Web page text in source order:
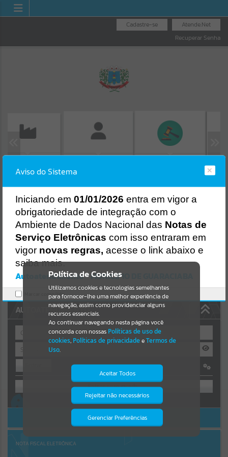
Atende.Net
Cadastre-se
Recuperar Senha
ISS/ALVARÁ
PAGAMENTO
Resultados para""
Portais
Por favor, aguarde...
NOTÍCIAS
Por favor, aguarde...
Por favor, aguarde...
AUTOATENDIMENTO
OU
Cadastre-se|Recuperar Senha
ACESSAR SEM LOGIN
NOTA FISCAL ELETRÔNICA
Política de Cookies
Utilizamos cookies e tecnologias semelhantes
para fornecer-lhe uma melhor experiência de
navegação, assim como providenciar alguns
recursos essenciais.
Ao continuar navegando nesta página você
concorda com nossas Políticas de uso de
cookies, Políticas de privacidadeeTermos de
Uso.
Aceitar Todos
Rejeitar não necessários
Gerenciar Preferências
Isto significa que diversos recursos
providenciados poderão não estar
Aviso do Sistema
Iniciando em 01/01/2026 entra em vigor a
obrigatoriedade de integração com o
Ambiente de Dados Nacional das Notas de
Serviço Eletrônicas com isso entraram em
vigor novas regras, acesse o link abaixo e
saiba mais.
Autoatendimento - MUNICIPIO DE GUARACIABA
Marcar como lido.
Erro
SISTEMA
Gerenciamento do Sistema
CÓDIGO DA MENSAGEM:EST-000040
Ocorreu um erro de script:
Uncaught SyntaxError: Unexpected token '('
https://guaraciaba.atende.net/https:/guaraciaba.atende.net/cidadao/
pagina/licitacao-dispensa-04-2016-processo-licitatorio-55-2016-
pmgba/static/bundle/wpo_index_2_base_l2_portal_editores_sync_
d9fb77cfd5741fafc9972edc7a641fea.js?v=83d4f602:47
Verificar Mais Detalhes
OK